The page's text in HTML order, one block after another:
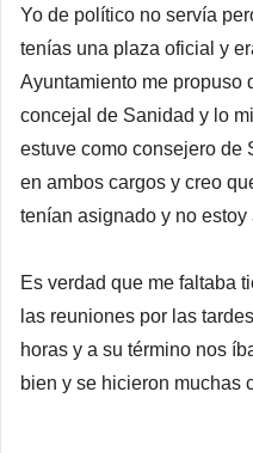
Yo de político no servía
tenías una plaza oficial y
Ayuntamiento me propuso
concejal de Sanidad y lo
estuve como consejero de
en ambos cargos y creo
tenían asignado y no
Es verdad que me faltaba
las reuniones por las
horas y a su término nos
bien y se hicieron muchas